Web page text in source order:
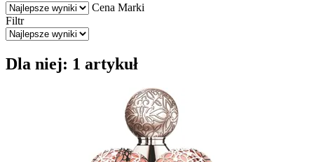
Cena Marki
Filtr
Dla niej: 1 artykuł